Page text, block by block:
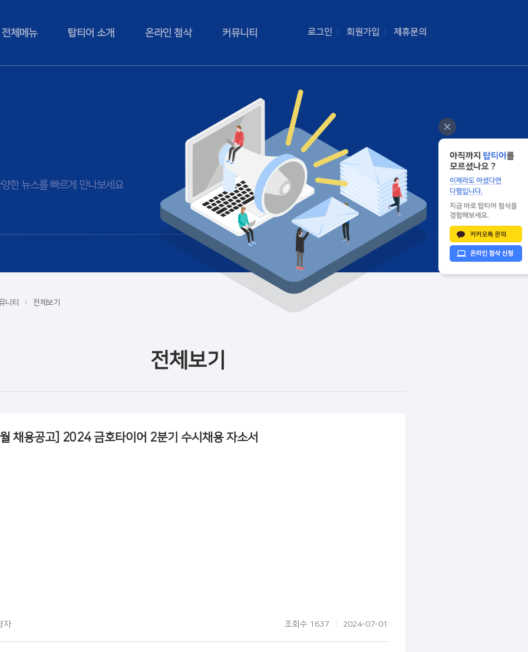
전체메뉴 탑티어 소개 온라인 첨삭 커뮤니티 로그인 회원가입 제휴문의
한 뉴스를 빠르게 만나보세요
니티 전체보기
전체보기
채용공고] 2024 금호타이어 2분기 수시채용 자소서
자 조회수 1637 2024-07-01